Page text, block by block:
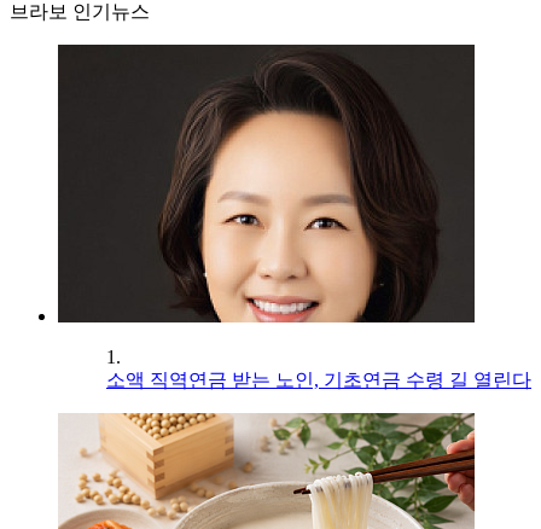
브라보 인기뉴스
1.
소액 직역연금 받는 노인, 기초연금 수령 길 열린다